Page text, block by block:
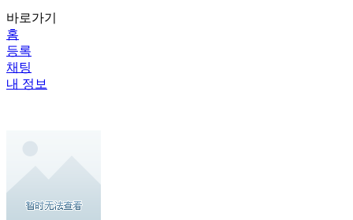
바로가기
홈
등록
채팅
내 정보